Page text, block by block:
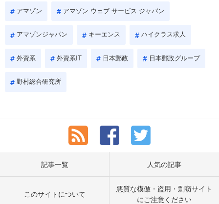
アマゾン アマゾン ウェブ サービス ジャパン
アマゾンジャパン キーエンス ハイクラス求人
外資系 外資系IT 日本郵政 日本郵政グループ
野村総合研究所
記事一覧 人気の記事
このサイトについて
悪質な模倣・盗用・剽窃サイト
にご注意ください